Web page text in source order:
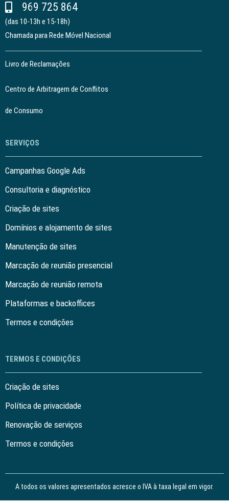
969 725 864
(das 10-13h e 15-18h)
Chamada para Rede Móvel Nacional
Livro de Reclamações
Centro de Arbitragem de Conflitos
de Consumo
SERVIÇOS
Campanhas Google Ads
Consultoria e diagnóstico
Criação de sites
Domínios e alojamento de sites
Manutenção de sites
Marcação de reunião presencial
Marcação de reunião remota
Plataformas e backoffices
Termos e condições
TERMOS E CONDIÇÕES
Criação de sites
Política de privacidade
Renovação de serviços
Termos e condições
A todos os valores apresentados acresce o IVA à taxa legal em vigor.